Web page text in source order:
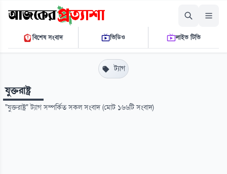
শনিবার, ০৮ আগস্ট ২০২৬
০৯ ৩৯ ৪১ এ.এম.THE DAILY AJKER PROTTASHA
বিশেষ সংবাদ ভিডিও লাইভ টিভি
ট্যাগ
যুক্তরাষ্ট্র
"যুক্তরাষ্ট্র" ট্যাগ সম্পর্কিত সকল সংবাদ (মোট ১৬৬টি সংবাদ)